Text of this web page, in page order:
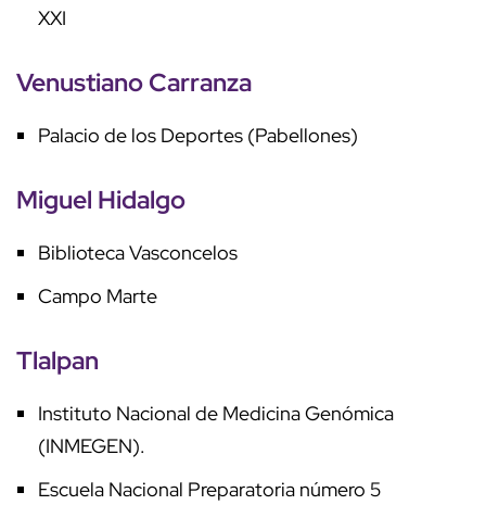
XXI
Venustiano Carranza
Palacio de los Deportes (Pabellones)
Miguel Hidalgo
Biblioteca Vasconcelos
Campo Marte
Tlalpan
Instituto Nacional de Medicina Genómica
(INMEGEN).
Escuela Nacional Preparatoria número 5